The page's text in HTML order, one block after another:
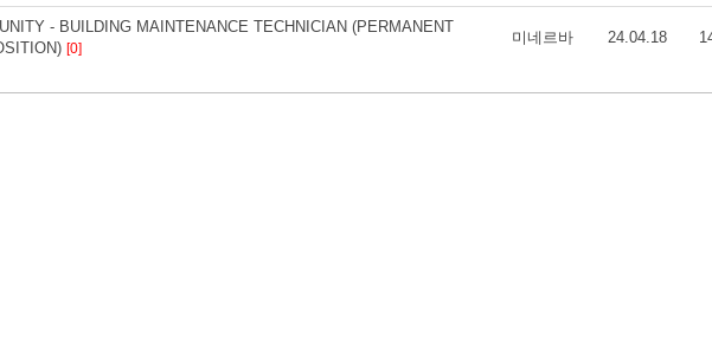
- BUILDING MAINTENANCE TECHNICIAN (PERMANENT
[0]
미네르바 24.04.18